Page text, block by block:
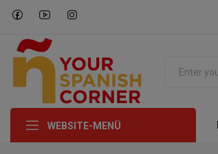
WEBSITE-MENÜ